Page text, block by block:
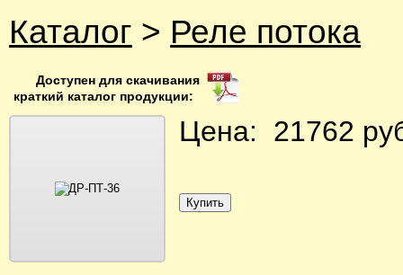
Каталог > Реле потока
Доступен для скачивания
краткий каталог продукции:
Цена: 21762